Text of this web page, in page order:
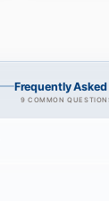
Frequently
9 COMMON